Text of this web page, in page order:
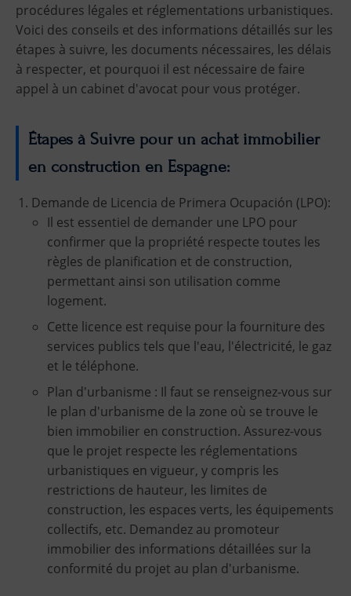
procédures légales et réglementations urbanistiques.
Voici des conseils et des informations détaillés sur les
étapes à suivre, les documents nécessaires, les délais
à respecter, et pourquoi il est nécessaire de faire
appel à un cabinet d'avocat pour vous protéger.
Étapes à Suivre pour un achat immobilier
en construction en Espagne:
Demande de Licencia de Primera Ocupación (LPO):
Il est essentiel de demander une LPO pour
confirmer que la propriété respecte toutes les
règles de planification et de construction,
permettant ainsi son utilisation comme
logement.
Cette licence est requise pour la fourniture des
services publics tels que l'eau, l'électricité, le gaz
et le téléphone.
Plan d'urbanisme : Il faut se renseignez-vous sur
le plan d'urbanisme de la zone où se trouve le
bien immobilier en construction. Assurez-vous
que le projet respecte les réglementations
urbanistiques en vigueur, y compris les
restrictions de hauteur, les limites de
construction, les espaces verts, les équipements
collectifs, etc. Demandez au promoteur
immobilier des informations détaillées sur la
conformité du projet au plan d'urbanisme.